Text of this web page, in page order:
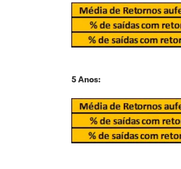
5 Anos: